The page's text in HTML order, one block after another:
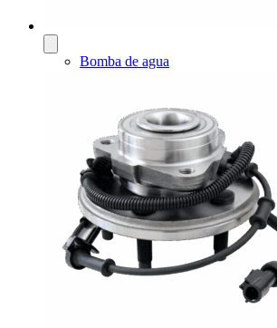
Bomba de agua